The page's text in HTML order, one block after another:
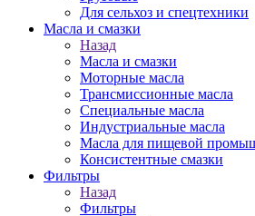
Для сельхоз и спецтехники
Масла и смазки
Назад
Масла и смазки
Моторные масла
Трансмиссионные масла
Специальные масла
Индустриальные масла
Масла для пищевой
Консистентные смазки
Фильтры
Назад
Фильтры